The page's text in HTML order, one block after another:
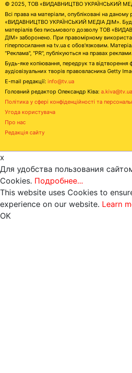
© 2025, ТОВ «ВИДАВНИЦТВО УКРАЇНСЬКИЙ
Всі права на матеріали, опубліковані на
«ВИДАВНИЦТВО УКРАЇНСЬКИЙ МЕДІА ДІМ».
матеріалів без письмового дозволу ТОВ
ДІМ» заборонено. При правомірному
гіперпосилання на tv.ua є обов'язковим.
"Реклама", "PR", публікуються на правах реклами.
Будь-яке копіювання, передрук та відтворення
аудіовізуальних творів правовласника Getty
E-mail редакції: info@tv.ua
Головний редактор Олександр Ківа: a.kiva@tv.ua
Політика у сфері конфіденційності та
Угода користувача
Про нас
Редакція сайту
x
Для удобства пользования
Cookies. Подробнее...
This website uses Cookies to
experience on our website. Learn
OK